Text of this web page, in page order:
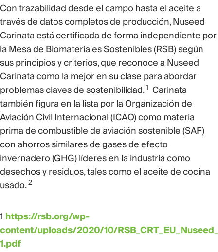
Con trazabilidad desde el campo hasta el aceite a
través de datos completos de producción, Nuseed
Carinata está certificada de forma independiente por
la Mesa de Biomateriales Sostenibles (RSB) según
sus principios y criterios, que reconoce a Nuseed
Carinata como la mejor en su clase para abordar
problemas claves de sostenibilidad.1 Carinata
también figura en la lista por la Organización de
Aviación Civil Internacional (ICAO) como materia
prima de combustible de aviación sostenible (SAF)
con ahorros similares de gases de efecto
invernadero (GHG) líderes en la industria como
desechos y residuos, tales como el aceite de cocina
usado.2
1 https://rsb.org/wp-
content/uploads/2020/10/
1.pdf